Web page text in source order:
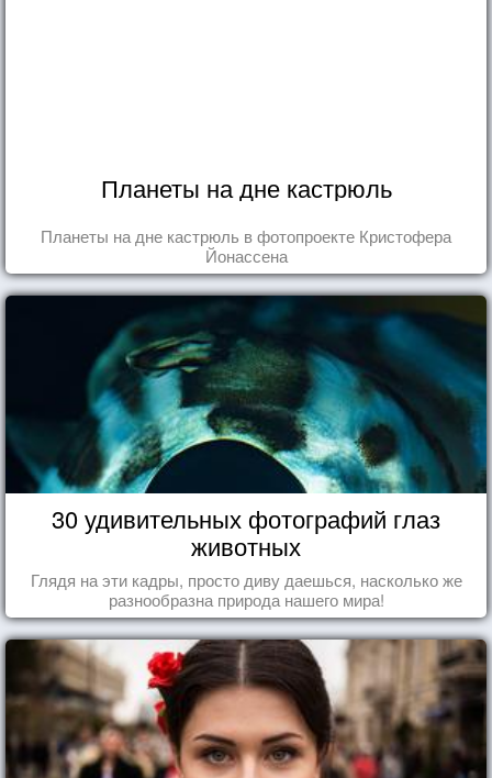
Планеты на дне кастрюль
Планеты на дне кастрюль в фотопроекте Кристофера
Йонассена
30 удивительных фотографий глаз
животных
Глядя на эти кадры, просто диву даешься, насколько же
разнообразна природа нашего мира!